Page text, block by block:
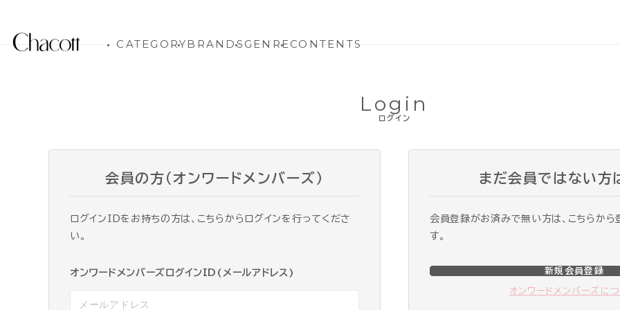
CATEGORYBRANDSGENRECONTENTS
ログイン
Login
会員の方（オンワードメンバーズ）
ログインIDをお持ちの方は、こちらからログインを行ってくださ
い。
オンワードメンバーズログインID(メールアドレス)
まだ会員ではない方
会員登録がお済みで無い方は、こちらか
す。
新規会員登録
オンワードメンバーズに